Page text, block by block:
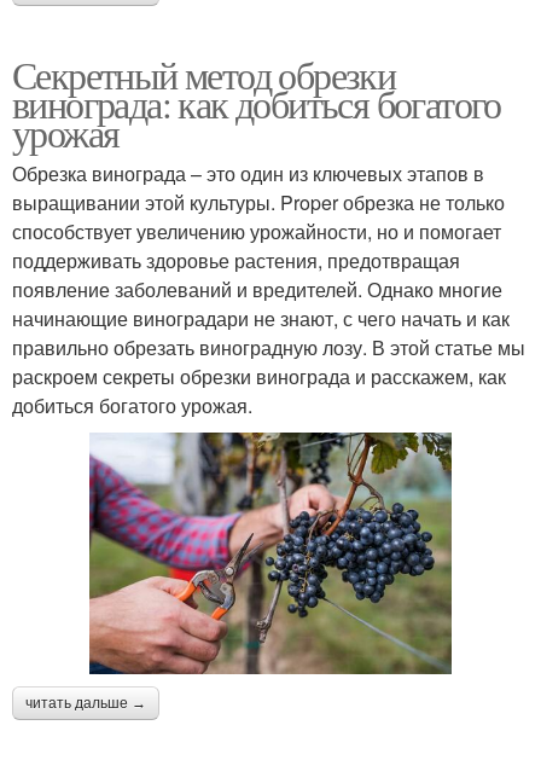
Секретный метод обрезки
винограда: как добиться богатого
урожая
Обрезка винограда – это один из ключевых этапов в
выращивании этой культуры. Proper обрезка не только
способствует увеличению урожайности, но и помогает
поддерживать здоровье растения, предотвращая
появление заболеваний и вредителей. Однако многие
начинающие виноградари не знают, с чего начать и как
правильно обрезать виноградную лозу. В этой статье мы
раскроем секреты обрезки винограда и расскажем, как
добиться богатого урожая.
читать дальше →